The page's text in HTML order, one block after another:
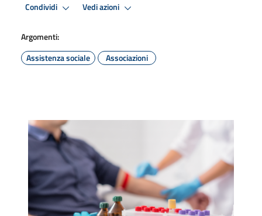
Condividi Vedi azioni
Argomenti:
Assistenza sociale
Associazioni